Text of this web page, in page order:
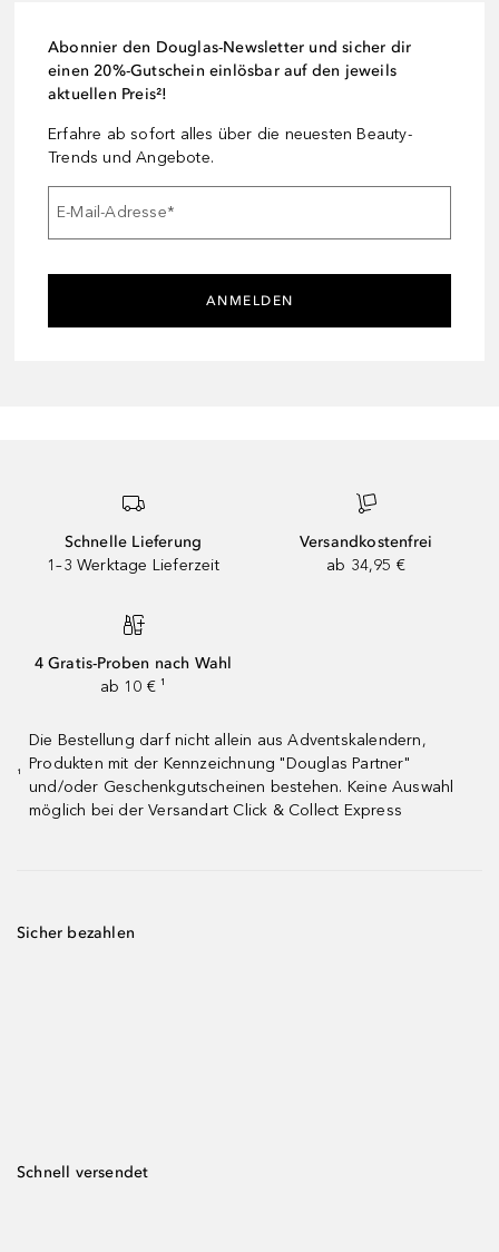
Abonnier den Douglas-Newsletter und sicher dir
einen 20%-Gutschein einlösbar auf den jeweils
aktuellen Preis²!
Erfahre ab sofort alles über die neuesten Beauty-
Trends und Angebote.
E-Mail-Adresse*
ANMELDEN
Schnelle Lieferung
1–3 Werktage Lieferzeit
Versandkostenfrei
ab 34,95 €
4 Gratis-Proben nach Wahl
ab 10 € ¹
¹
Die Bestellung darf nicht allein aus Adventskalendern,
Produkten mit der Kennzeichnung "Douglas Partner"
und/oder Geschenkgutscheinen bestehen. Keine Auswahl
möglich bei der Versandart Click & Collect Express
Sicher bezahlen
Schnell versendet